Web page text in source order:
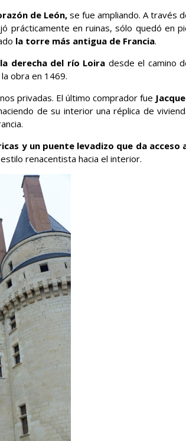
de León,se fue ampliando. A través
prácticamente en ruinas, sólo quedó en
la torre más antigua de Francia.
derecha del río Loira desde el camino
obra en 1469.
privadas. El último comprador fue
de su interior una réplica de
y un puente levadizo que da acceso
renacentista hacia el interior.